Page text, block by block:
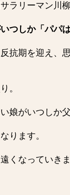
ラリーマン川
つしか「パパ
抗期を迎え、
。
娘がいつしか
ります。
くなっていき